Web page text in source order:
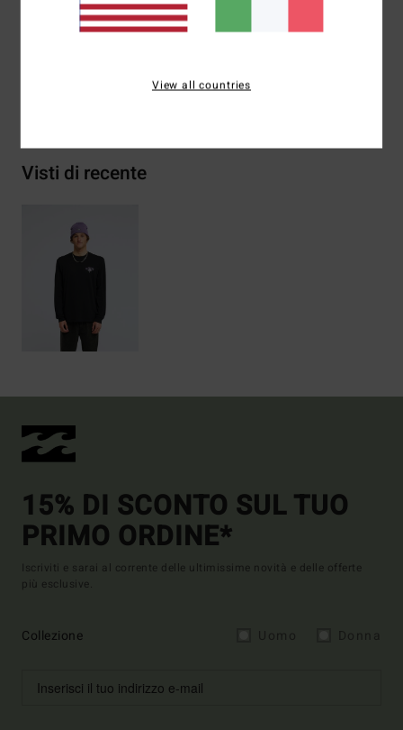
Composizione[Tessuto principale] 70% cotone, 30%
cotone riciclato
Visti di recente
15% DI SCONTO SUL TUO
PRIMO ORDINE*
Iscriviti e sarai al corrente delle ultimissime novità e delle offerte
più esclusive.
Collezione
View all countries